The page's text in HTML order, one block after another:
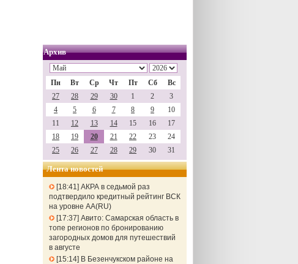
Архив
Пн Вт Ср Чт Пт Сб
Вс
27
28 29 30 1 2
3
4
5 6 7 8 9
10
11
12 13 14 15 16
17
18
19 20 21 22 23
24
25
26 27 28 29 30 31
Лента новостей
18:41 АКРА в седьмой раз
подтвердило кредитный рейтинг ВСК
на уровне АА(RU)
17:37 Авито: Самарская область в
топе регионов по бронированию
загородных домов для путешествий
в августе
15:14 В Безенчукском районе на